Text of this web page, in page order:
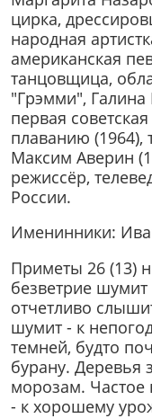
цирка,
народная
американская
танцовщица,
"Грэмми",
первая
плаванию (1964),
Максим Аверин
режиссёр,
России.
Именинники:
Приметы 26 (13)
безветрие
отчетливо
шумит - к
темней, будто
бурану. Деревья
морозам. Частое
- к хорошему